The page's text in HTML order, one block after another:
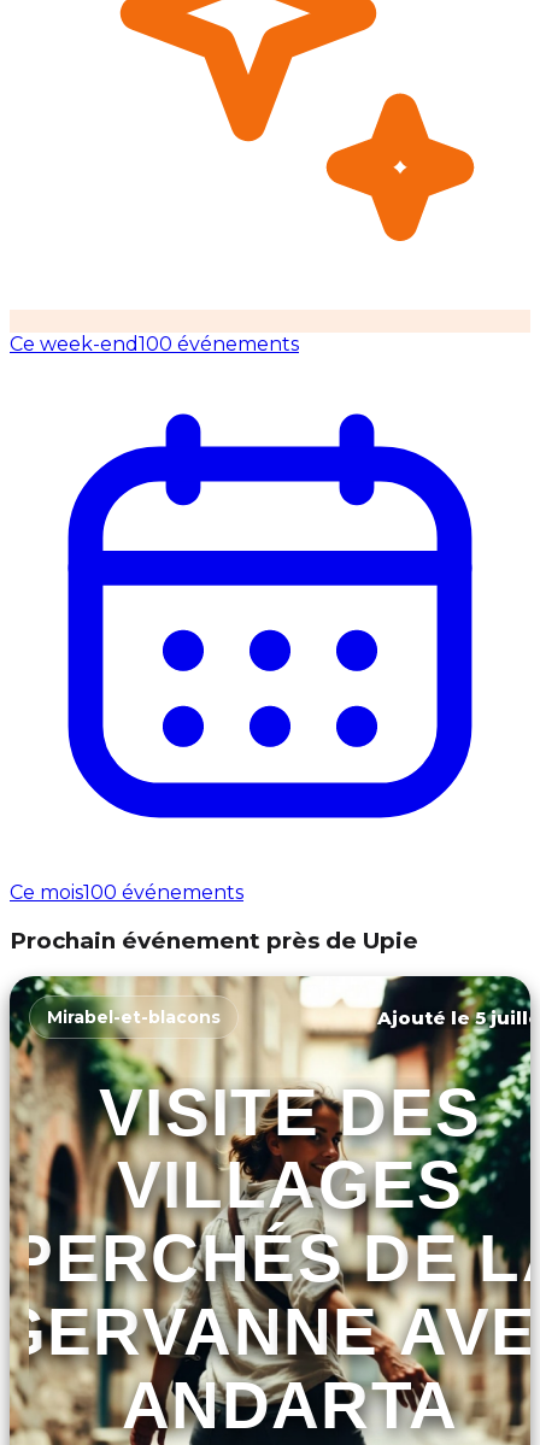
Ce week-end100 événements
Ce mois100 événements
Prochain événement près de Upie
Mirabel-et-blacons Ajouté le 5
VISITE DES
VILLAGES
PERCHÉS DE
ANDARTA